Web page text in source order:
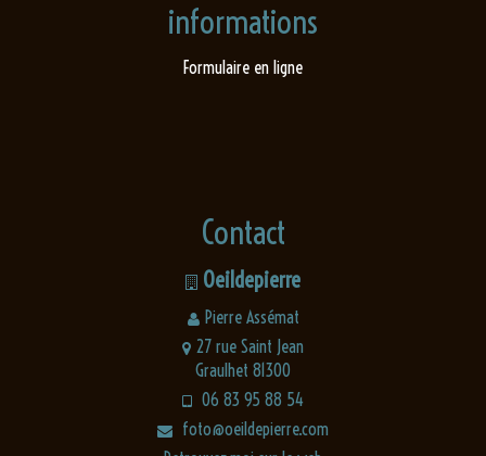
informations
Formulaire en ligne
Contact
Oeildepierre
Pierre Assémat
27 rue Saint Jean
Graulhet 81300
06 83 95 88 54
foto@oeildepierre.com